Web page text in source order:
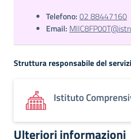
Telefono: 02 88447160
Email:
Struttura responsabile del
Istituto
Ulteriori informazioni